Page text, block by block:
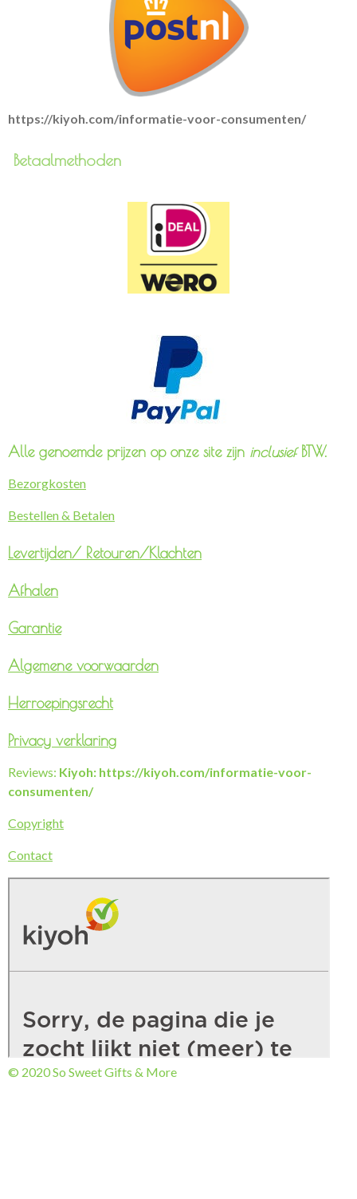
https://kiyoh.com/informatie-voor-consumenten/
Betaalmethoden
Alle genoemde prijzen op onze site zijn inclusiefBTW.
Bezorgkosten
Bestellen & Betalen
Levertijden/ Retouren/Klachten
Afhalen
Garantie
Algemene voorwaarden
Herroepingsrecht
Privacy verklaring
Reviews: Kiyoh: https://kiyoh.com/informatie-voor-
consumenten/
Copyright
Contact
© 2020 So Sweet Gifts & More